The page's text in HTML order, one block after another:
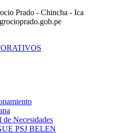
Prado - Chincha - Ica
Necesidades
PSJ BELEN